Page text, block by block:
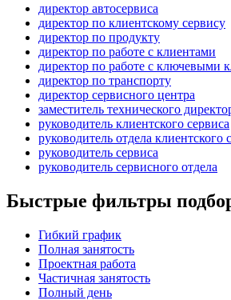
директор автосервиса
директор по клиентскому сервису
директор по продукту
директор по работе с клиентами
директор по работе с ключевыми
директор по транспорту
директор сервисного центра
заместитель технического
руководитель клиентского сервиса
руководитель отдела клиентского
руководитель сервиса
руководитель сервисного отдела
Быстрые фильтры
Гибкий график
Полная занятость
Проектная работа
Частичная занятость
Полный день